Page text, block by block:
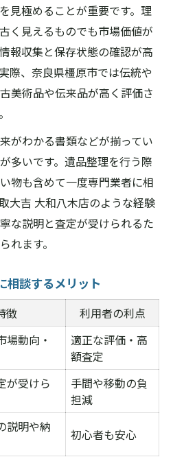
見極めることが重要です。理
く見えるものでも市場価値が
報収集と保存状態の確認が高
際、奈良県橿原市では伝統や
美術品や伝来品が高く評価さ
がわかる書類などが揃ってい
多いです。遺品整理を行う際
物も含めて一度専門業者に相
大吉 大和八木店のような経験
な説明と査定が受けられるた
れます。
相談するメリット
徴
利用者の利点
場動向・
適正な評価・高
額査定
が受けら
手間や移動の負
担減
説明や納
初心者も安心